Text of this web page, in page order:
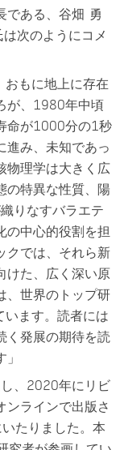
である、谷畑 勇
次のようにコメ
おもに地上に存在
が、1980年中頃
命が1000分の1秒
進み、未知であっ
物理学は大きく広
の特異な性質、陽
りなすバラエテ
の中心的役割を担
クでは、それら新
けた、広く深い原
、世界のトップ研
ます。読者には
く発展の期待を読
、2020年にリビ
ンラインで出版さ
たりました。本